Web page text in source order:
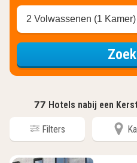
2 Volwassenen (1 Kamer)
77 Hotels nabij een
Filters